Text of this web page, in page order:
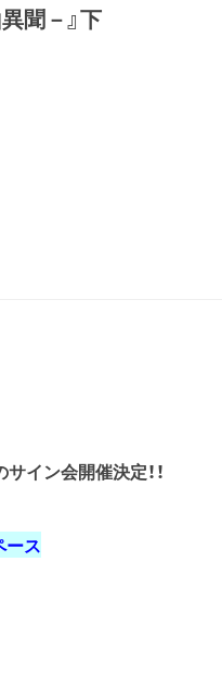
聞－』下
イン会開催決定！！
ース